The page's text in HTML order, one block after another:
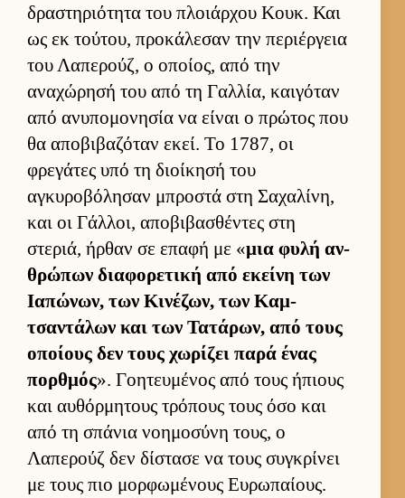
δραστηριότητα του πλοιάρ­χου Κουκ. Και
ως εκ τού­του, προκάλεσαν την περιέρ­γεια
του Λαπερούζ, ο οποί­ος, από την
αναχώρησή του από τη Γαλ­λία, και­γόταν
από ανυπομονησία να εί­ναι ο πρώτος που
θα αποβιβαζόταν εκεί. Το 1787, οι
φρεγάτες υπό τη διοί­κησή του
αγκυροβόλησαν μπροστά στη Σαχαλίνη,
και οι Γάλ­λοι, αποβιβασθέντες στη
στεριά, ήρ­θαν σε επαφή με «μια φυλή αν­
θρώπων δια­φορετική από εκείνη των
Ια­πώνων, των Κινέζων, των Καμ­
τσαντάλων και των Τατάρων, από τους
οποί­ους δεν τους χωρίζει παρά ένας
πορ­θμός». Γοη­τευ­μένος από τους ήπιους
και αυ­θόρ­μητους τρόπους τους όσο και
από τη σπάνια νοη­μοσύνη τους, ο
Λαπερούζ δεν δίστασε να τους συγκρίνει
με τους πιο μορ­φωμένους Ευ­ρωπαί­ους.